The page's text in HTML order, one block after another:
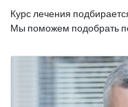
Курс лечения
Мы поможем подобрать